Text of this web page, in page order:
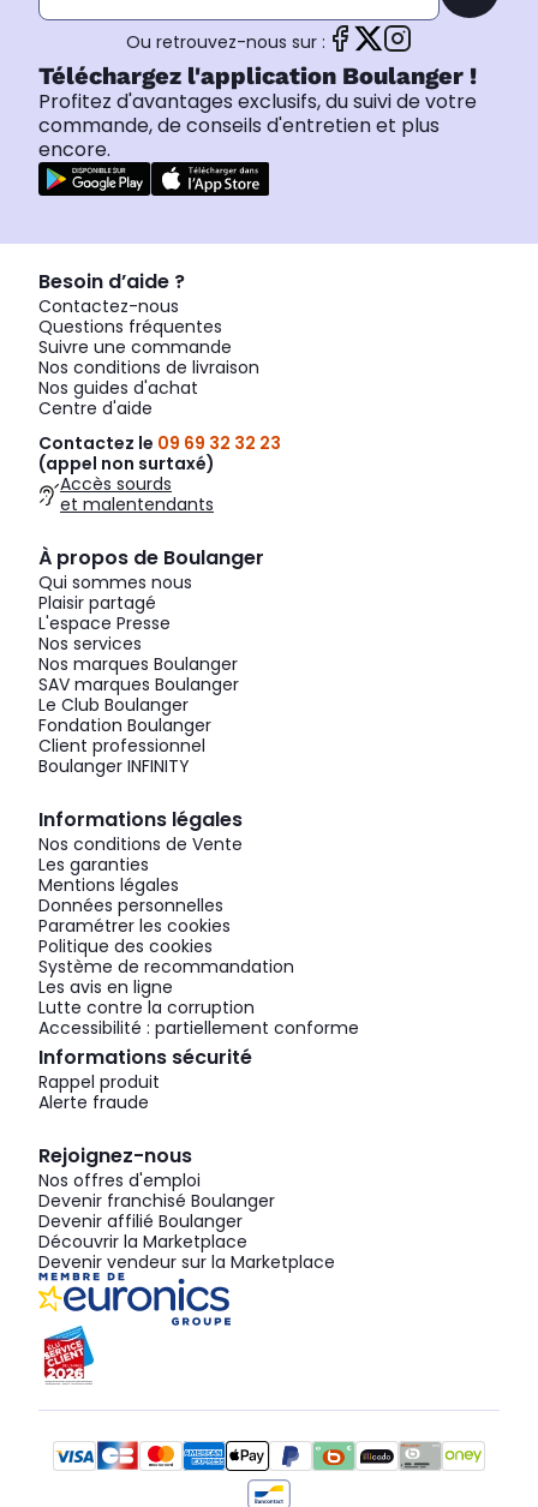
Ou retrouvez-nous sur :
Téléchargez l'application Boulanger !
Profitez d'avantages exclusifs, du suivi de votre
commande, de conseils d'entretien et plus
encore.
Besoin d’aide ?
Contactez-nous
Questions fréquentes
Suivre une commande
Nos conditions de livraison
Nos guides d'achat
Centre d'aide
Contactez le 09 69 32 32 23
(appel non surtaxé)
Accès sourds
et malentendants
À propos de Boulanger
Qui sommes nous
Plaisir partagé
L'espace Presse
Nos services
Nos marques Boulanger
SAV marques Boulanger
Le Club Boulanger
Fondation Boulanger
Client professionnel
Boulanger INFINITY
Informations légales
Nos conditions de Vente
Les garanties
Mentions légales
Données personnelles
Paramétrer les cookies
Politique des cookies
Système de recommandation
Les avis en ligne
Lutte contre la corruption
Accessibilité : partiellement conforme
Informations sécurité
Rappel produit
Alerte fraude
Rejoignez-nous
Nos offres d'emploi
Devenir franchisé Boulanger
Devenir affilié Boulanger
Découvrir la Marketplace
Devenir vendeur sur la Marketplace